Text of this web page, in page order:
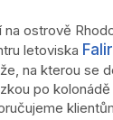
ostrově
letoviska
na kterou se
po